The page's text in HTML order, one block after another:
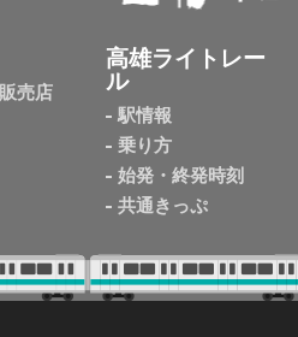
売店
高雄ライトレー
ル
駅情報
乗り方
始発・終発時刻
共通きっぷ